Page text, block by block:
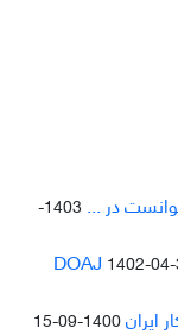
در ...
1403-
1402-
ایران1400-09-15